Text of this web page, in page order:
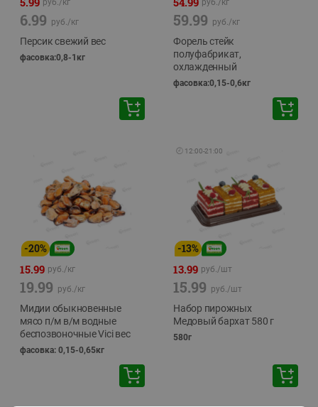
руб./кг
6.99 руб./кг
Персик свежий вес
фасовка:0,8-1кг
руб./кг
59.99 руб./кг
Форель стейк
полуфабрикат,
охлажденный
фасовка:0,15-0,6кг
-20%
15.99 руб./кг
19.99 руб./кг
Мидии обыкновенные
мясо п/м в/м водные
беспозвоночные Vici вес
фасовка: 0,15-0,65кг
🕘 12:00-21:00
-13%
13.99 руб./шт
15.99 руб./шт
Набор пирожных
Медовый бархат 580 г
580г